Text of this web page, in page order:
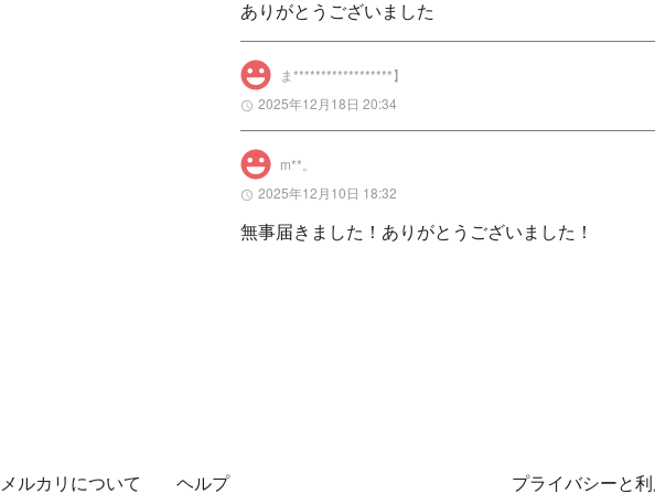
ありがとうございました
ま******************】
2025年12月18日 20:34
m**。
2025年12月10日 18:32
無事届きました！ありがとうございました！
メルカリについて ヘルプ プライバシーと